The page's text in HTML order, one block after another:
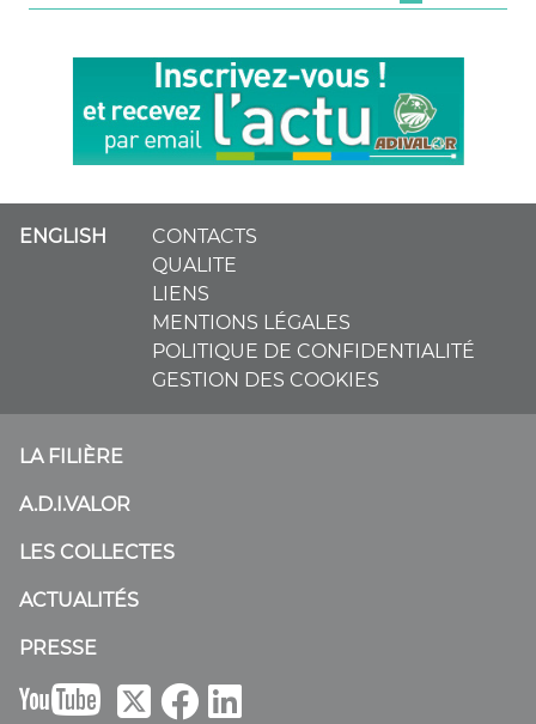
ENGLISH
CONTACTS
QUALITE
LIENS
MENTIONS LÉGALES
POLITIQUE DE CONFIDENTIALITÉ
GESTION DES COOKIES
LA FILIÈRE
A.D.I.VALOR
LES COLLECTES
ACTUALITÉS
PRESSE
B